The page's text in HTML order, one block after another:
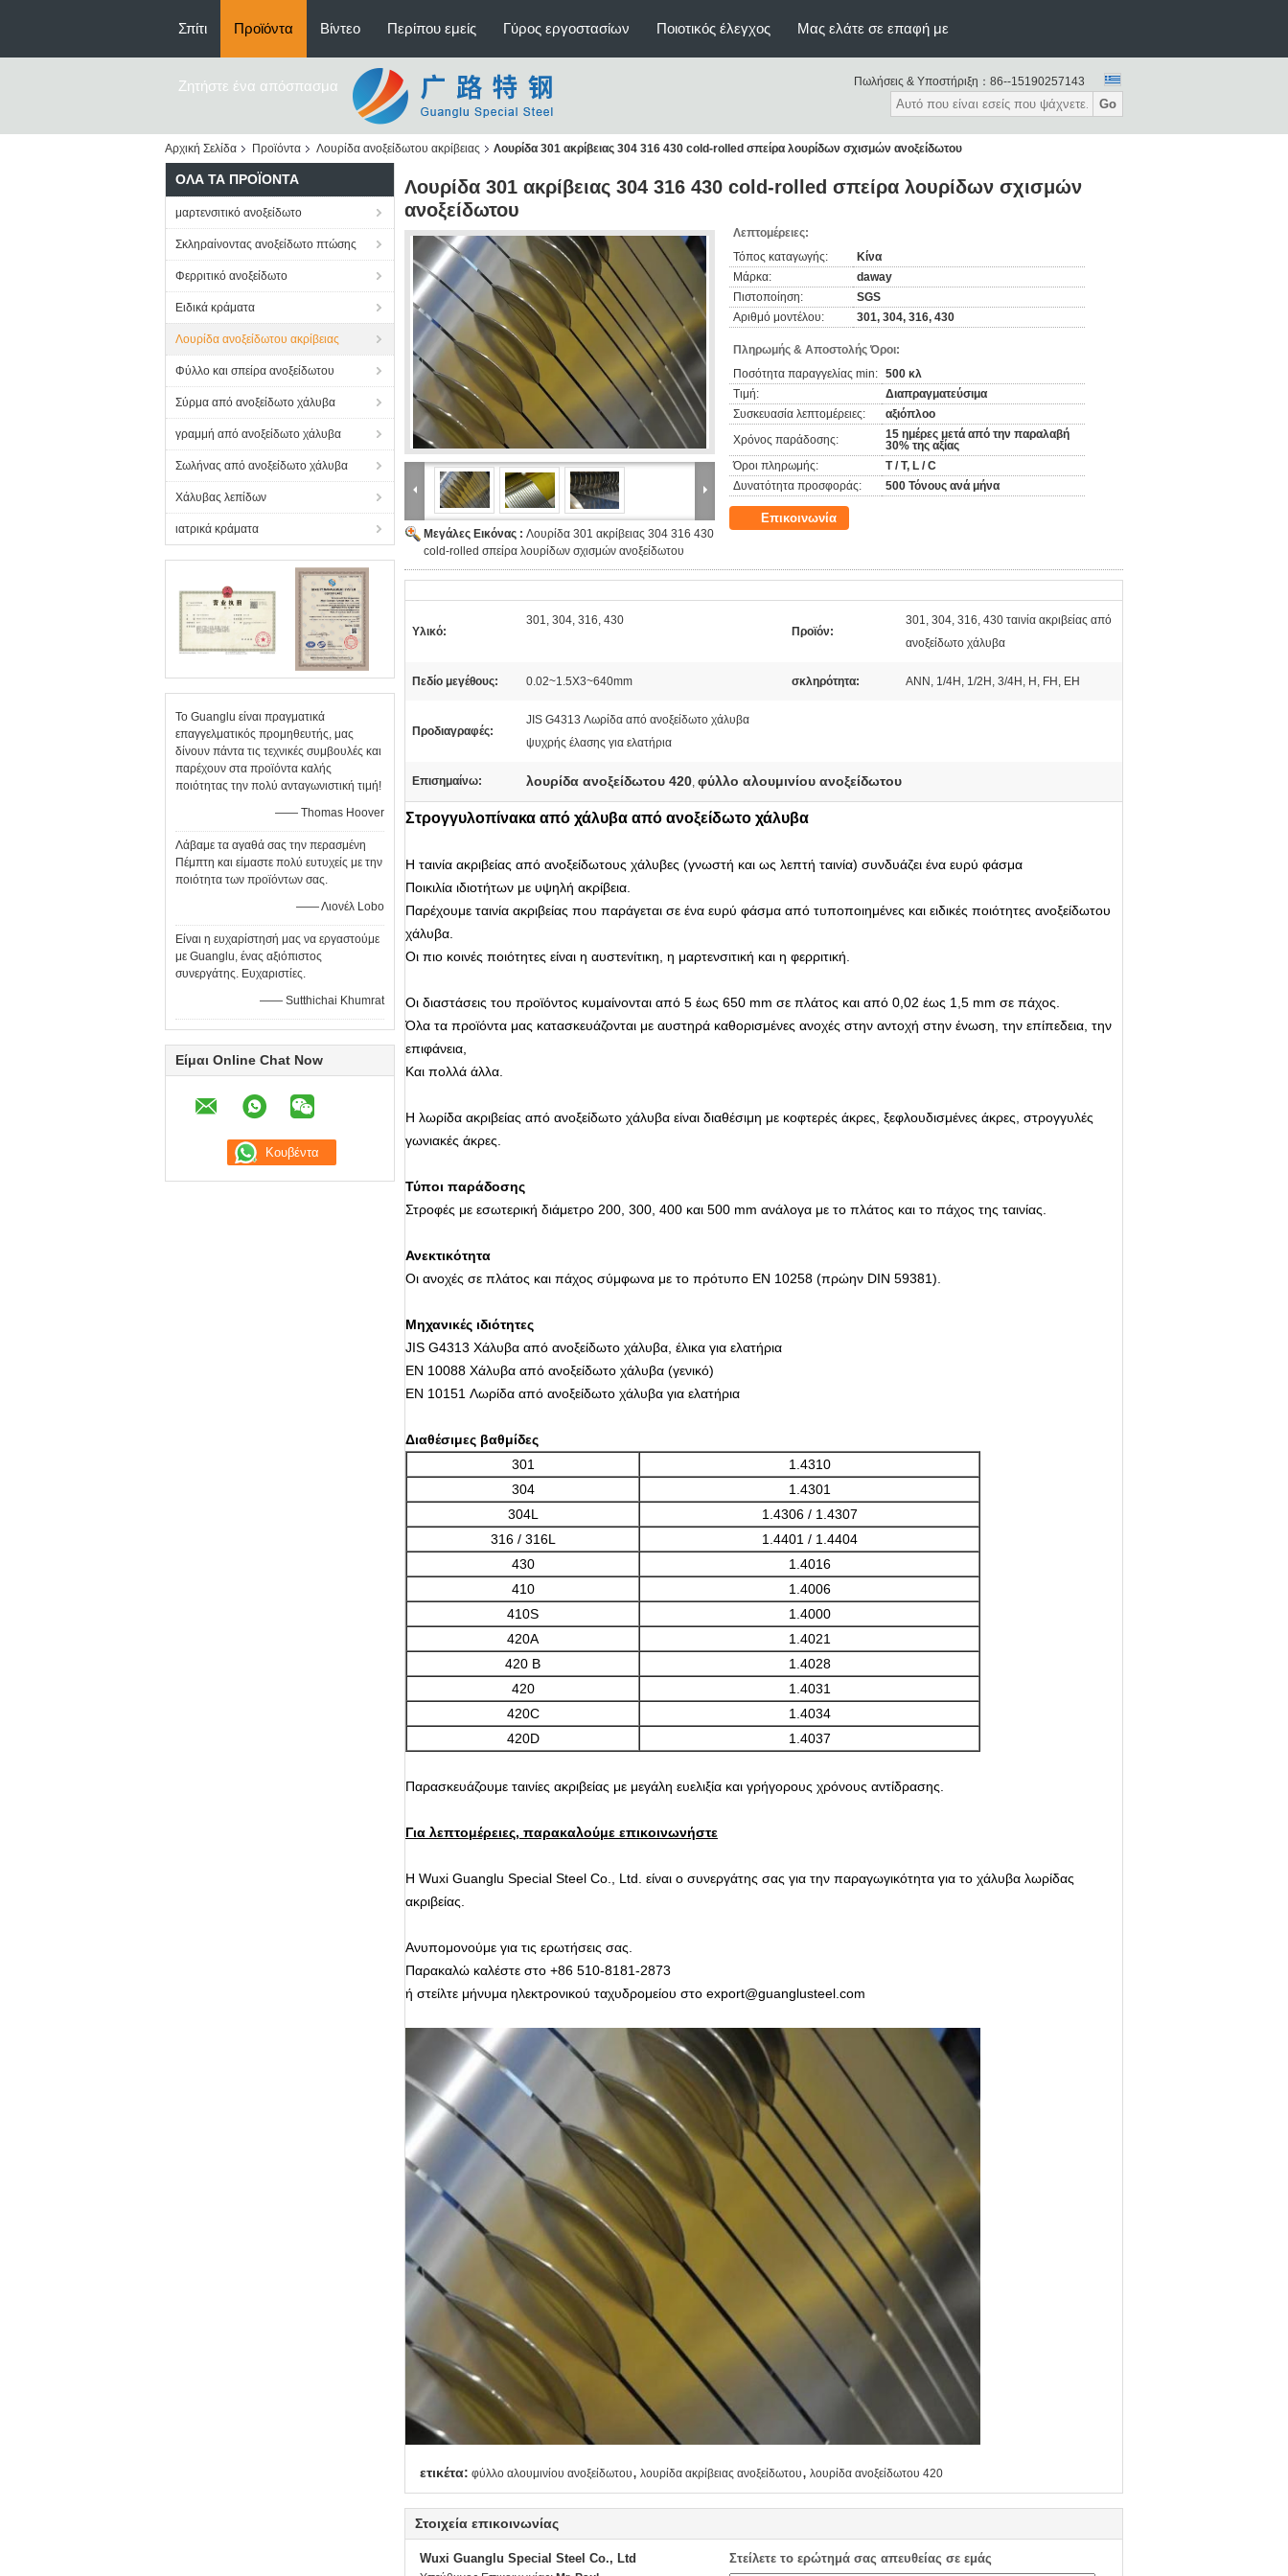
Σπίτι Προϊόντα Βίντεο Περίπου εμείς Γύρος εργοστασίων Ποιοτικός έλεγχος Μας ελάτε σε επαφή με
Ζητήστε ένα απόσπασμα Πωλήσεις & Υποστήριξη： 86--15190257143
Go
Αρχική Σελίδα Προϊόντα Λουρίδα ανοξείδωτου ακρίβειας Λουρίδα 301 ακρίβειας 304 316 430 cold-rolled σπείρα λουρίδων σχισμών ανοξείδωτου
ΌΛΑ ΤΑ ΠΡΟΪΌΝΤΑ
μαρτενσιτικό ανοξείδωτο
Σκληραίνοντας ανοξείδωτο πτώσης
Φερριτικό ανοξείδωτο
Ειδικά κράματα
Λουρίδα ανοξείδωτου ακρίβειας
Φύλλο και σπείρα ανοξείδωτου
Σύρμα από ανοξείδωτο χάλυβα
γραμμή από ανοξείδωτο χάλυβα
Σωλήνας από ανοξείδωτο χάλυβα
Χάλυβας λεπίδων
ιατρικά κράματα
Το Guanglu είναι πραγματικά
επαγγελματικός προμηθευτής, μας
δίνουν πάντα τις τεχνικές συμβουλές και
παρέχουν στα προϊόντα καλής
ποιότητας την πολύ ανταγωνιστική τιμή!
—— Thomas Hoover
Λάβαμε τα αγαθά σας την περασμένη
Πέμπτη και είμαστε πολύ ευτυχείς με την
ποιότητα των προϊόντων σας.
—— Λιονέλ Lobo
Είναι η ευχαρίστησή μας να εργαστούμε
με Guanglu, ένας αξιόπιστος
συνεργάτης. Ευχαριστίες.
—— Sutthichai Khumrat
Είμαι Online Chat Now
Λουρίδα 301 ακρίβειας 304 316 430 cold-rolled σπείρα λουρίδων σχισμών
ανοξείδωτου
Μεγάλες Εικόνας : Λουρίδα 301 ακρίβειας 304 316 430
cold-rolled σπείρα λουρίδων σχισμών ανοξείδωτου
Λεπτομέρειες:
Τόπος καταγωγής:
Κίνα
Μάρκα:
daway
Πιστοποίηση:
SGS
Αριθμό μοντέλου:
301, 304, 316, 430
Πληρωμής & Αποστολής Όροι:
Ποσότητα παραγγελίας min: 500 κλ
Τιμή:
Διαπραγματεύσιμα
Συσκευασία λεπτομέρειες:
αξιόπλοο
Χρόνος παράδοσης:
15 ημέρες μετά από την παραλαβή
30% της αξίας
Όροι πληρωμής:
T / T, L / C
Δυνατότητα προσφοράς:
500 Τόνους ανά μήνα
Επικοινωνία
Υλικό:
301, 304, 316, 430
Προϊόν:
301, 304, 316, 430 ταινία ακριβείας από
ανοξείδωτο χάλυβα
Πεδίο μεγέθους: 0.02~1.5X3~640mm σκληρότητα: ΑΝΝ, 1/4H, 1/2H, 3/4H, H, FH, EH
Προδιαγραφές:
JIS G4313 Λωρίδα από ανοξείδωτο χάλυβα
ψυχρής έλασης για ελατήρια
Επισημαίνω: λουρίδα ανοξείδωτου 420, φύλλο αλουμινίου ανοξείδωτου
Στρογγυλοπίνακα από χάλυβα από ανοξείδωτο χάλυβα
Η ταινία ακριβείας από ανοξείδωτους χάλυβες (γνωστή και ως λεπτή ταινία) συνδυάζει ένα ευρύ φάσμα
Ποικιλία ιδιοτήτων με υψηλή ακρίβεια.
Παρέχουμε ταινία ακριβείας που παράγεται σε ένα ευρύ φάσμα από τυποποιημένες και ειδικές ποιότητες ανοξείδωτου
χάλυβα.
Οι πιο κοινές ποιότητες είναι η αυστενίτικη, η μαρτενσιτική και η φερριτική.
Οι διαστάσεις του προϊόντος κυμαίνονται από 5 έως 650 mm σε πλάτος και από 0,02 έως 1,5 mm σε πάχος.
Όλα τα προϊόντα μας κατασκευάζονται με αυστηρά καθορισμένες ανοχές στην αντοχή στην ένωση, την επίπεδεια, την
επιφάνεια,
Και πολλά άλλα.
Η λωρίδα ακριβείας από ανοξείδωτο χάλυβα είναι διαθέσιμη με κοφτερές άκρες, ξεφλουδισμένες άκρες, στρογγυλές
γωνιακές άκρες.
Τύποι παράδοσης
Στροφές με εσωτερική διάμετρο 200, 300, 400 και 500 mm ανάλογα με το πλάτος και το πάχος της ταινίας.
Ανεκτικότητα
Οι ανοχές σε πλάτος και πάχος σύμφωνα με το πρότυπο EN 10258 (πρώην DIN 59381).
Μηχανικές ιδιότητες
JIS G4313 Χάλυβα από ανοξείδωτο χάλυβα, έλικα για ελατήρια
EN 10088 Χάλυβα από ανοξείδωτο χάλυβα (γενικό)
EN 10151 Λωρίδα από ανοξείδωτο χάλυβα για ελατήρια
Διαθέσιμες βαθμίδες
301
1.4310
304
1.4301
304L
1.4306 / 1.4307
316 / 316L
1.4401 / 1.4404
430
1.4016
410
1.4006
410S
1.4000
420A
1.4021
420 Β
1.4028
420
1.4031
420C
1.4034
420D
1.4037
Παρασκευάζουμε ταινίες ακριβείας με μεγάλη ευελιξία και γρήγορους χρόνους αντίδρασης.
Για λεπτομέρειες, παρακαλούμε επικοινωνήστε
Η Wuxi Guanglu Special Steel Co., Ltd. είναι ο συνεργάτης σας για την παραγωγικότητα για το χάλυβα λωρίδας
ακριβείας.
Ανυπομονούμε για τις ερωτήσεις σας.
Παρακαλώ καλέστε στο +86 510-8181-2873
ή στείλτε μήνυμα ηλεκτρονικού ταχυδρομείου στο export@guanglusteel.com
ετικέτα: φύλλο αλουμινίου ανοξείδωτου, λουρίδα ακρίβειας ανοξείδωτου, λουρίδα ανοξείδωτου 420
Στοιχεία επικοινωνίας
Wuxi Guanglu Special Steel Co., Ltd Στείλετε το ερώτημά σας απευθείας σε εμάς